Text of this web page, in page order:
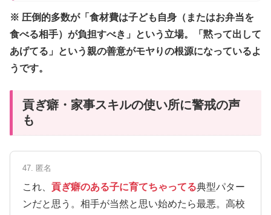
※ 圧倒的多数が「食材費は子ども自身（またはお弁当を
食べる相手）が負担すべき」という立場。「黙って出して
あげてる」という親の善意がモヤりの根源になっているよ
うです。
貢ぎ癖・家事スキルの使い所に警戒の声
も
47. 匿名
これ、 貢ぎ癖のある子に育てちゃってる典型パター
ンだと思う。相手が当然と思い始めたら最悪。高校